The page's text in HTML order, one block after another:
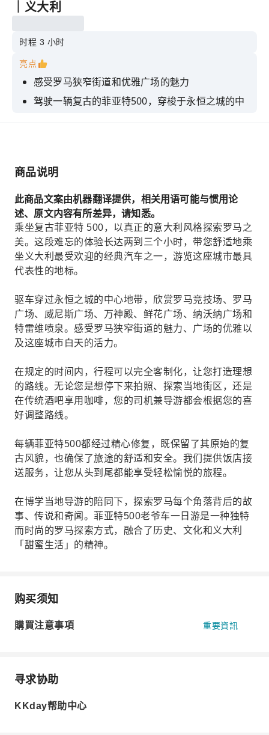
｜义大利
时程 3 小时
亮点
感受罗马狭窄街道和优雅广场的魅力
驾驶一辆复古的菲亚特500，穿梭于永恒之城的中
行。
商品说明
此商品文案由机器翻译提供，相关用语可能与惯用论
述、原文内容有所差异，请知悉。
乘坐复古菲亚特 500，以真正的意大利风格探索罗马之
美。这段难忘的体验长达两到三个小时，带您舒适地乘
坐义大利最受欢迎的经典汽车之一，游览这座城市最具
代表性的地标。
驱车穿过永恒之城的中心地带，欣赏罗马竞技场、罗马
广场、威尼斯广场、万神殿、鲜花广场、纳沃纳广场和
特雷维喷泉。感受罗马狭窄街道的魅力、广场的优雅以
及这座城市白天的活力。
在规定的时间内，行程可以完全客制化，让您打造理想
的路线。无论您是想停下来拍照、探索当地街区，还是
在传统酒吧享用咖啡，您的司机兼导游都会根据您的喜
好调整路线。
每辆菲亚特500都经过精心修复，既保留了其原始的复
古风貌，也确保了旅途的舒适和安全。我们提供饭店接
送服务，让您从头到尾都能享受轻松愉悦的旅程。
在博学当地导游的陪同下，探索罗马每个角落背后的故
事、传说和奇闻。菲亚特500老爷车一日游是一种独特
而时尚的罗马探索方式，融合了历史、文化和义大利
「甜蜜生活」的精神。
购买须知
購買注意事項 重要資訊
寻求协助
KKday帮助中心